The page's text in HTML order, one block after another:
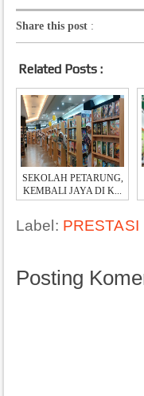
Share this post :
Related Posts :
SEKOLAH PETARUNG,
KEMBALI JAYA DI K...
Label: PRESTASI
Posting